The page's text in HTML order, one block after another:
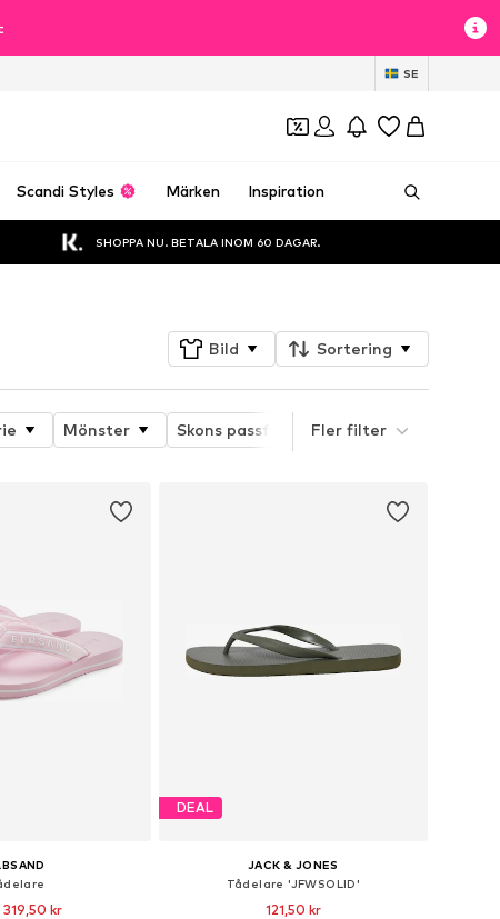
SE
Scandi Styles Märken Inspiration
SHOPPA NU. BETALA INOM 60 DAGAR.
Bild Sortering
Mönster Skons passform Klackhöjd
Fler filter
319,50 kr
DEAL
JACK & JONES
Tådelare 'JFWSOLID'
121,50 kr